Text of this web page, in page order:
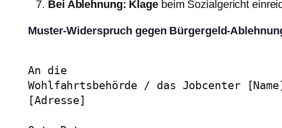
Bei Ablehnung: Klage beim Sozialgericht
Muster-Widerspruch gegen Bürgergeld-
An die
Wohlfahrtsbehörde / das Jobcenter [Name]
[Adresse]